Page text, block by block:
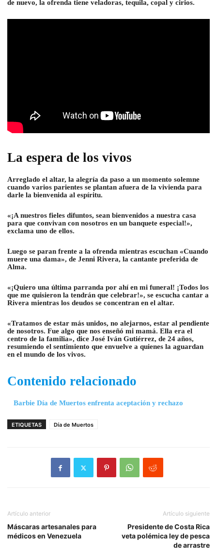
de nuevo, la ofrenda tiene veladoras, tequila, copal y cirios.
La espera de los vivos
Arreglado el altar, la alegría da paso a un momento solemne
cuando varios parientes se plantan afuera de la vivienda para
darle la bienvenida al espíritu.
«¡A nuestros fieles difuntos, sean bienvenidos a nuestra casa
para que convivan con nosotros en un banquete especial!»,
exclama uno de ellos.
Luego se paran frente a la ofrenda mientras escuchan «Cuando
muere una dama», de Jenni Rivera, la cantante preferida de
Alma.
«¡Quiero una última parranda por ahí en mi funeral! ¡Todos los
que me quisieron la tendrán que celebrar!», se escucha cantar a
Rivera mientras los deudos se concentran en el altar.
«Tratamos de estar más unidos, no alejarnos, estar al pendiente
de nosotros. Fue algo que nos enseñó mi mamá. Ella era el
centro de la familia», dice José Iván Gutiérrez, de 24 años,
resumiendo el sentimiento que envuelve a quienes la aguardan
en el mundo de los vivos.
Contenido relacionado
Barbie Día de Muertos enfrenta aceptación y rechazo
ETIQUETAS Día de Muertos
Artículo anterior
Máscaras artesanales para
médicos en Venezuela
Artículo siguiente
Presidente de Costa Rica
veta polémica ley de pesca
de arrastre